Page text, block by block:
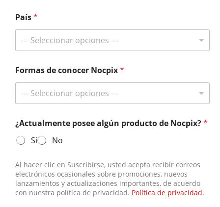
Manténgase informado con Nocpix y tenga la oportunidad de ganar
en nuestros sorteos exclusivos para suscriptores.
Contáctenos
Teléfono: +49 800 1806627
Correo electrónico:
técnico)
País*
--- Seleccionar opciones ---
Formas de conocer Nocpix*
--- Seleccionar opciones ---
¿Actualmente posee algún producto de Nocpix?*
Sí
No
Al hacer clic en Suscribirse, usted acepta recibir correos
electrónicos ocasionales sobre promociones, nuevos
lanzamientos y actualizaciones importantes, de acuerdo
con nuestra política de privacidad. Política de privacidad.